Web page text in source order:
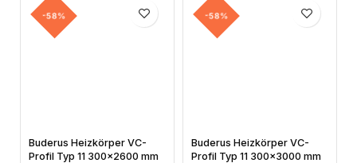
-58%
Buderus Heizkörper VC-
Profil Typ 11 300×2600 mm
-58%
Buderus Heizkörper VC-
Profil Typ 11 300×3000 mm